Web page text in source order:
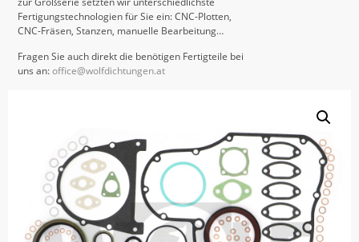
Fertigungstechnologien für Sie ein: CNC-Plotten,
CNC-Fräsen, Stanzen, manuelle Bearbeitung…
Fragen Sie auch direkt die benötigen Fertigteile bei
uns an:office@wolfdichtungen.at